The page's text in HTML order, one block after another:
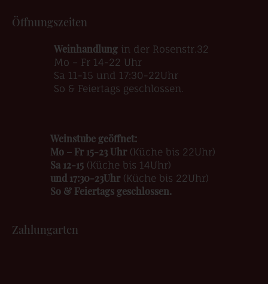
Öffnungszeiten
Weinhandlungin der Rosenstr.32
Mo – Fr 14-22 Uhr
Sa 11-15 und 17:30-22Uhr
So & Feiertags geschlossen.
Weinstube geöffnet:
Mo – Fr 15-23 Uhr(Küche bis 22Uhr)
Sa 12-15(Küche bis 14Uhr)
und 17:30-23Uhr(Küche bis 22Uhr)
So & Feiertags geschlossen.
Zahlungarten